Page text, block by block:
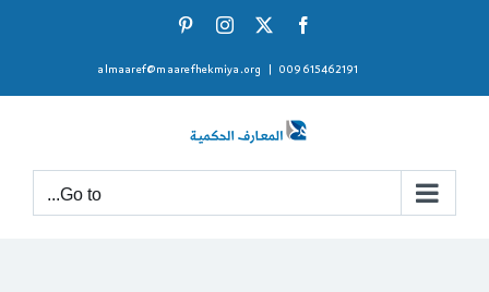
Facebook
X
Instagram
009615462191
almaaref@maarefhekmiya.org
Go to...